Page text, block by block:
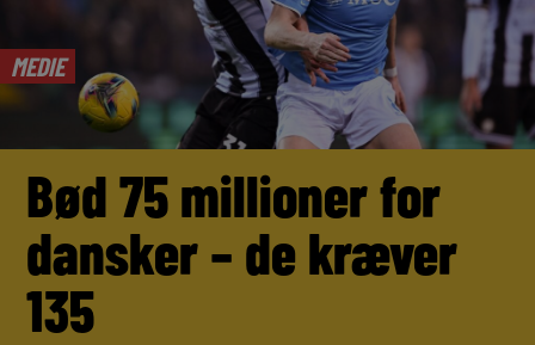
MEDIE
Bød 75 millioner for
dansker – de kræver
135